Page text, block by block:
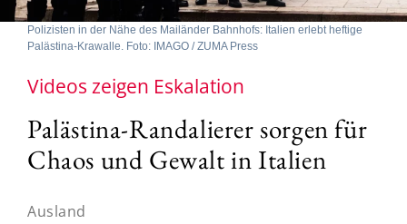
Polizisten in der Nähe des Mailänder Bahnhofs: Italien erlebt heftige
Palästina-Krawalle. Foto: IMAGO / ZUMA Press
Videos zeigen Eskalation
Palästina-Randalierer sorgen für
Chaos und Gewalt in Italien
Ausland